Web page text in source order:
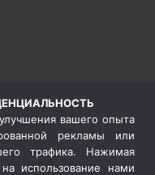
вашего опыта
рекламы или
трафика. Нажимая
использование нами